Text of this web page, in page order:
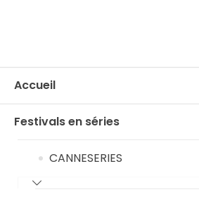
Accueil
Festivals en séries
CANNESERIES